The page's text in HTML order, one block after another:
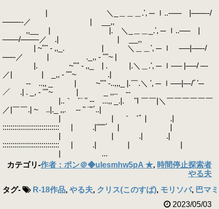
| ＼_＿＿＿.', ─ ｌ..‐── |───‐/
───‐‐／ | __,,
,,__ | |. ＼_＿＿_.', ─ ｌ..── |
───/───‐／ .| | __,,
| ~"'' - ,,_. | ＼＿＿', ─ ｌ ──|──‐/
──‐／ | ._,, - ''"~ |
|. ~"'' - ,,_ | . |.＼＿.', ─ ｌ── |──/ ─‐
／| | _,, - ''"~ .|
‐- ..,, _ | ~"'' -..,,,_ |.￣.＼ ', ─ ｌ──|─‐/ﾞ'─
／ .| . _, - ''"~ | _ ,,.. -‐
|..｀゛¨ '' ‐- ...,, _.|. ''l ￣￣|＼￣￣￣￣￣￣
／|￣￣.| ~ ..|._ ,,. -‐ '' ¨"´..|
| | ｀゛ﾞ | .|
::::::::::::::::::::::::::::: | .|''''"´ | |
| | .| .|
::::::::::::::::::::::::::::: | .| | |
| ...
カテゴリ-作者：ポン＠◆uIesmhw5pA ★, 時間停止探索者
やる夫
タグ- R-18作品, やる夫, クリス(このすば), モリソバ, 巴マミ
2023/05/03